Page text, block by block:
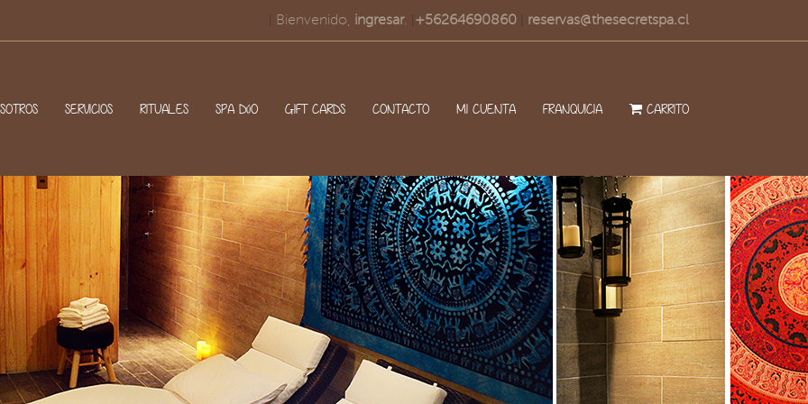
+56264690860 reservas@thesecretspa.cl
Bienvenido, ingresar.
SERVICIOS RITUALES SPA DúO GIFT CARDS CONTACTO MI CUENTA FRANQUICIA CARRITO